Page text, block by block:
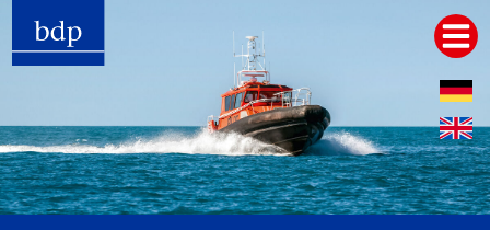
关于我们
服务
税务咨询及会计服务
法律咨询及诉讼